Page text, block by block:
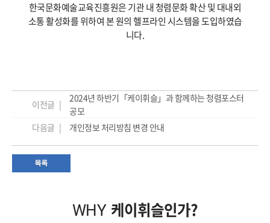
한국문화예술교육진흥원은 기관 내 청렴문화 확산 및 대내외
소통 활성화를 위하여 본 원의 헬프라인 시스템을 도입하였습
니다.
이전글 |
2024년 하반기「케이휘슬」과 함께하는 청렴포스터
공모
다음글 |
개인정보 처리방침 변경 안내
WHY 케이휘슬인가?